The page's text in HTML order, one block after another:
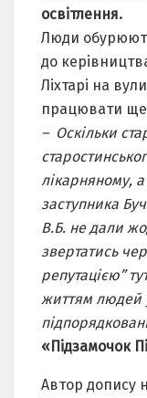
освітлення.
Люди
до
Ліхтарі на
працювати ще
– Оскільки
лікарняному,
заступника
В.Б. не дали
звертатись
репутацією”
життям людей у
«Підзамочок
Автор допису